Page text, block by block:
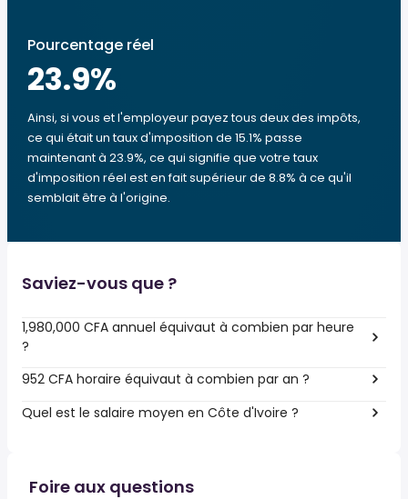
Pourcentage réel
23.9%
Ainsi, si vous et l'employeur payez tous deux des impôts,
ce qui était un taux d'imposition de 15.1% passe
maintenant à 23.9%, ce qui signifie que votre taux
d'imposition réel est en fait supérieur de 8.8% à ce qu'il
semblait être à l'origine.
Saviez-vous que ?
1,980,000 CFA annuel équivaut à combien par heure
?
952 CFA horaire équivaut à combien par an ?
Quel est le salaire moyen en Côte d'Ivoire ?
Foire aux questions